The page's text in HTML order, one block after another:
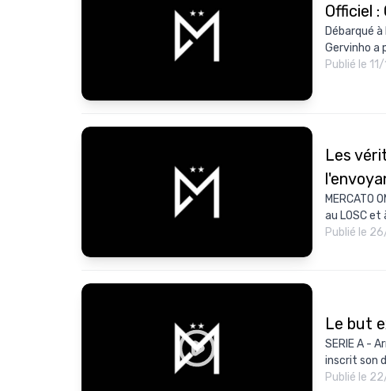
Officiel
Débarqué
Gervinho a
Publié le
Les
MERCATO
au LOSC et
Publié le
Le but
SERIE A -
inscrit son
Publié le